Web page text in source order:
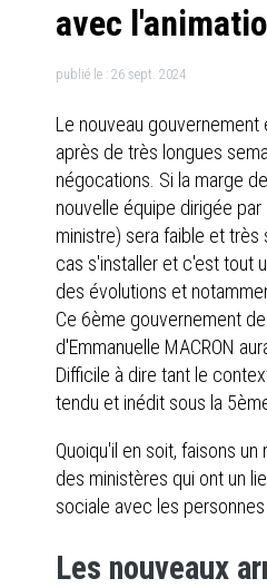
avec
publié le : 26 sept. 2024
Le nouveau
après de très longues
négocations. Si la marge
nouvelle équipe dirigée par
ministre) sera faible et
cas s'installer et c'est tout
des évolutions et
Ce 6ème gouvernement
d'Emmanuelle MACRON
Difficile à dire tant le
tendu et inédit sous la
Quoiqu'il en soit, faisons
des ministères qui ont un
sociale avec les personnes
Les nouveaux